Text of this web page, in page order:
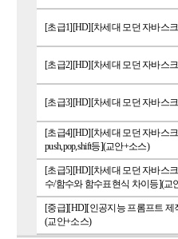
[초급1][HD][차세대 모던 자바스
[초급2][HD][차세대 모던 자바스
[초급3][HD][차세대 모던 자바스
[초급4][HD][차세대 모던 자바스
push,pop,shift등](교안+소스)
[초급5][HD][차세대 모던 자바스
수/함수와 함수표현식 차이등](교
[중급][HD][인공지능 프롬프트 제
(교안+소스)